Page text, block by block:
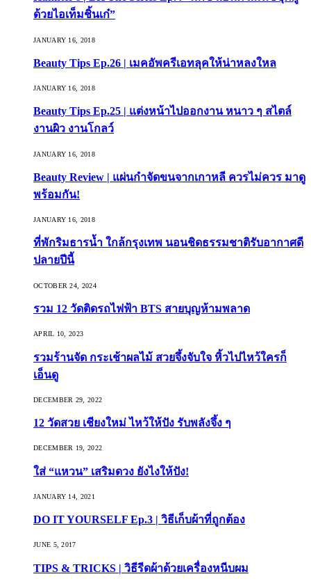
ด้วยไอเท็มชิ้นเก๋”
JANUARY 16, 2018
Beauty Tips Ep.26 | เมคอัพครีเอทลุคให้น่าหลงใหล
JANUARY 16, 2018
Beauty Tips Ep.25 | แต่งหน้าไปออกงาน หนาว ๆ สไตล์
งานผิว งานโกลว์
JANUARY 16, 2018
Beauty Review | แผ่นกำจัดขนจากเกาหลี ควรไม่ควร มาดู
พร้อมกัน!
JANUARY 16, 2018
ที่พักริมธารน้ำ ใกล้กรุงเทพ นอนชิดธรรมชาติรับอากาศดี
ปลายปีนี้
OCTOBER 24, 2024
รวม 12 วัดติดรถไฟฟ้า BTS สายบุญห้ามพลาด
APRIL 10, 2023
รวมร้านจัด กระเช้าผลไม้ สวยจึ้งจับใจ หิ้วไปไหว้ใครก็
เอ็นดู
DECEMBER 29, 2022
12 วัดสวย เชียงใหม่ ไหว้ให้ปัง รับพลังจึ้ง ๆ
DECEMBER 19, 2022
ใส่ “แหวน” เสริมดวง ยังไงให้ปัง!
JANUARY 14, 2021
DO IT YOURSELF Ep.3 | วิธีเก็บผ้าที่ถูกต้อง
JUNE 5, 2017
TIPS & TRICKS | วิธีรีดผ้าด้วยเครื่องหนีบผม